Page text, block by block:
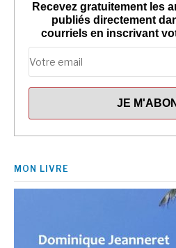
Recevez gratuitement les
publiés directement
courriels en inscrivant
MON LIVRE